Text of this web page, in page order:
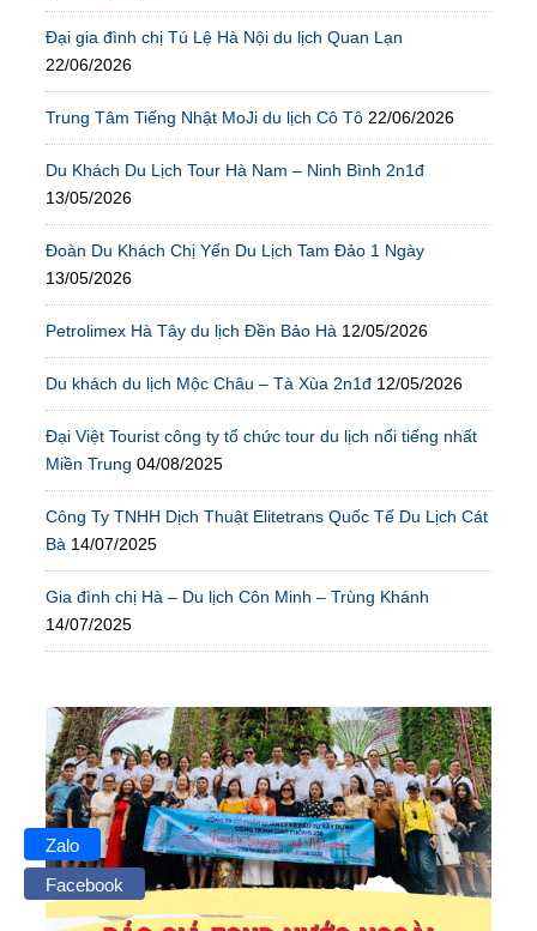
Đại gia đình chị Tú Lệ Hà Nội du lịch Quan Lạn
22/06/2026
Trung Tâm Tiếng Nhật MoJi du lịch Cô Tô 22/06/2026
Du Khách Du Lịch Tour Hà Nam – Ninh Bình 2n1đ
13/05/2026
Đoàn Du Khách Chị Yến Du Lịch Tam Đảo 1 Ngày
13/05/2026
Petrolimex Hà Tây du lịch Đền Bảo Hà 12/05/2026
Du khách du lịch Mộc Châu – Tà Xùa 2n1đ 12/05/2026
Đại Việt Tourist công ty tổ chức tour du lịch nổi tiếng nhất
Miền Trung 04/08/2025
Công Ty TNHH Dịch Thuật Elitetrans Quốc Tế Du Lịch Cát
Bà 14/07/2025
Gia đình chị Hà – Du lịch Côn Minh – Trùng Khánh
14/07/2025
Zalo
Facebook